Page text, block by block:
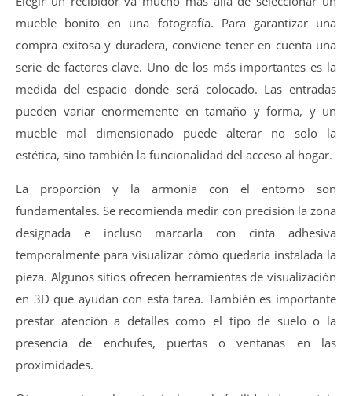
mueble bonito en una fotografía. Para garantizar una
compra exitosa y duradera, conviene tener en cuenta una
serie de factores clave. Uno de los más importantes es la
medida del espacio donde será colocado. Las entradas
pueden variar enormemente en tamaño y forma, y un
mueble mal dimensionado puede alterar no solo la
estética, sino también la funcionalidad del acceso al hogar.
La proporción y la armonía con el entorno son
fundamentales. Se recomienda medir con precisión la zona
designada e incluso marcarla con cinta adhesiva
temporalmente para visualizar cómo quedaría instalada la
pieza. Algunos sitios ofrecen herramientas de visualización
en 3D que ayudan con esta tarea. También es importante
prestar atención a detalles como el tipo de suelo o la
presencia de enchufes, puertas o ventanas en las
proximidades.